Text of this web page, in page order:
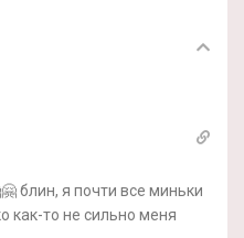
блин, я почти все миньки
как-то не сильно меня